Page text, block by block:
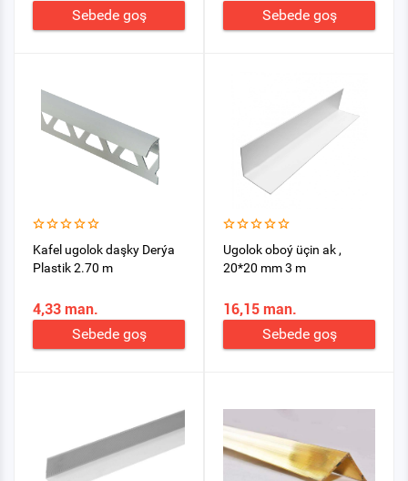
Sebede goş
Sebede goş
Kafel ugolok daşky Derýa
Plastik 2.70 m
4,33 man.
Sebede goş
Ugolok oboý üçin ak ,
20*20 mm 3 m
16,15 man.
Sebede goş